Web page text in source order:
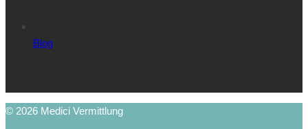
Blog
© 2026 Medici Vermittlung